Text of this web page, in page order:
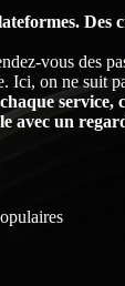
Des
vous des
Ici, on ne suit
service,
avec un